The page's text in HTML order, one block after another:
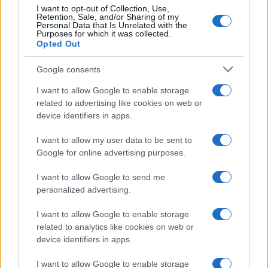
I want to opt-out of Collection, Use,
Retention, Sale, and/or Sharing of my
Personal Data that Is Unrelated with the
Purposes for which it was collected.
Opted Out
Google consents
I want to allow Google to enable storage
related to advertising like cookies on web or
device identifiers in apps.
I want to allow my user data to be sent to
Google for online advertising purposes.
I want to allow Google to send me
personalized advertising.
I want to allow Google to enable storage
related to analytics like cookies on web or
device identifiers in apps.
I want to allow Google to enable storage
ισως ακομα και αυτο ειναι πολυ καλο για μας…
Reply
Stavrogin1(@stavrogin1)
10 Ιουνίου 2021 14:22
#294433
Iνδονησία
Έκταση: 14-15 φορές μεγαλύτερη της ελλάδας
πλυθισμός: 27 φορές περισσότεροι, ζωή να χουν
nominal gdp: 5-6 μεγαλύτερο πλούτο από την Ελλάδα.
πιθανοι μελλοντικοί αντίπαλοι: Κίνα
Με αυτα τα δεδομένα η προμήθεια 10-12 νέων πλοίων δεν είναι
κάτι το τρομερό. Δεν ειναι καλο παραδειγα για σύγκριση με την
ελλάδα. Ως χώρα που αποτελειται εξ ολοκλήρου απο νησιά, ο
έλεγχος της θάλασσας της είναι απαραίτητος για την ενότητα
View Replies